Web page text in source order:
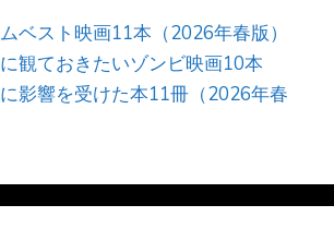
ベスト映画11本（2026年春版）
観ておきたいゾンビ映画10本
影響を受けた本11冊（2026年春